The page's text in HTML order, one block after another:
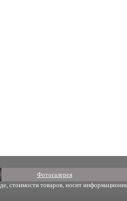
Фотогалерея
стоимости товаров, носит